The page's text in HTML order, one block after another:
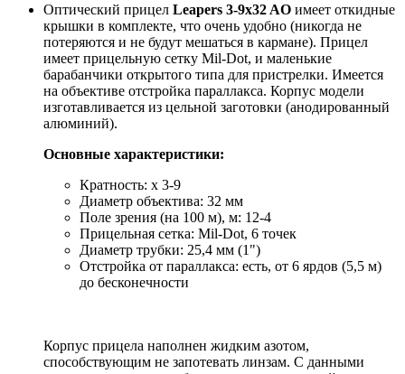
Оптический прицел Leapers 3-9x32 AO имеет откидные
крышки в комплекте, что очень удобно (никогда не
потеряются и не будут мешаться в кармане). Прицел
имеет прицельную сетку Mil-Dot, и маленькие
барабанчики открытого типа для пристрелки. Имеется
на объективе отстройка параллакса. Корпус модели
изготавливается из цельной заготовки (анодированный
алюминий).
Основные характеристики:
Кратность: x 3-9
Диаметр объектива: 32 мм
Поле зрения (на 100 м), м: 12-4
Прицельная сетка: Mil-Dot, 6 точек
Диаметр трубки: 25,4 мм (1")
Отстройка от параллакса: есть, от 6 ярдов (5,5 м)
до бесконечности
Корпус прицела наполнен жидким азотом,
способствующим не запотевать линзам. С данными